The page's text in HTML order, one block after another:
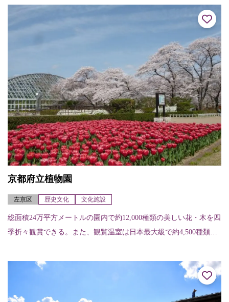
元水に加え酒を醸...
京都府立植物園
左京区 歴史文化 文化施設
総面積24万平方メートルの園内で約12,000種類の美しい花・木を四
季折々観賞できる。また、観覧温室は日本最大級で約4,500種類も
など...